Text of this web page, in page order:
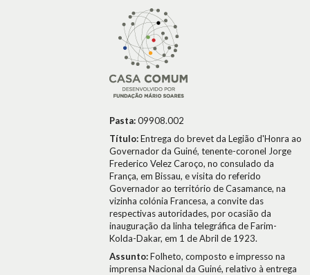
Pasta:09908.002
Título:Entrega do brevet da Legião d'Honra ao
Governador da Guiné, tenente-coronel Jorge
Frederico Velez Caroço, no consulado da
França, em Bissau, e visita do referido
Governador ao território de Casamance, na
vizinha colónia Francesa, a convite das
respectivas autoridades, por ocasião da
inauguração da linha telegráfica de Farim-
Kolda-Dakar, em 1 de Abril de 1923.
Assunto:Folheto, composto e impresso na
imprensa Nacional da Guiné, relativo à entrega